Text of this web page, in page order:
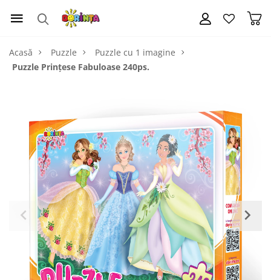
Acasă Puzzle
Puzzle cu 1 imagine
Puzzle Prințese Fabuloase 240ps.